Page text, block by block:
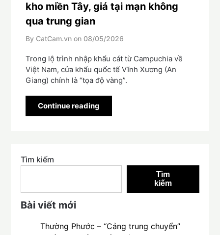
kho miền Tây, giá tại mạn không
qua trung gian
By CatCam.vn on 08/05/2026
Trong lộ trình nhập khẩu cát từ Campuchia về
Việt Nam, cửa khẩu quốc tế Vĩnh Xương (An
Giang) chính là “tọa độ vàng”.
Continue reading
Tìm kiếm
Tìm
kiếm
Bài viết mới
Thường Phước – “Cảng trung chuyển”